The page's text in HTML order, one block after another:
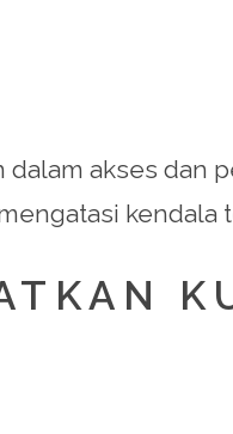
akses dan
kendala